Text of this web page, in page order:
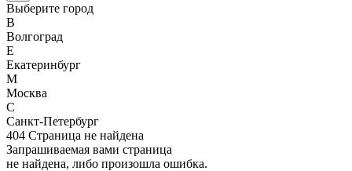
Выберите город
В
Волгоград
Е
Екатеринбург
М
Москва
С
Санкт-Петербург
404 Страница не найдена
Запрашиваемая вами страница
не найдена, либо произошла ошибка.